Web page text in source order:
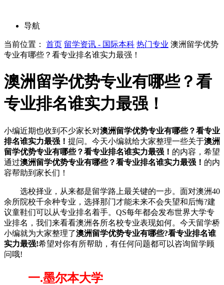
导航
当前位置： 首页 留学资讯 - 国际本科 热门专业 澳洲留学优势
专业有哪些？看专业排名谁实力最强！
澳洲留学优势专业有哪些？看
专业排名谁实力最强！
小编近期也收到不少家长对澳洲留学优势专业有哪些？看专业
排名谁实力最强！ 提问。今天小编就给大家整理一些关于澳洲
留学优势专业有哪些？看专业排名谁实力最强！ 的内容，希望
通过澳洲留学优势专业有哪些？看专业排名谁实力最强！ 的内
容帮助到家长们！
选校择业，从来都是留学路上最关键的一步。面对澳洲40
余所院校千余种专业，选择那门才能未来不会失望和后悔?建
议童鞋们可以从专业排名着手。QS每年都会发布世界大学专
业排名，我们来看看澳洲各所名校专业表现如何。今天留学桥
小编就为大家整理了澳洲留学优势专业有哪些?看专业排名谁
实力最强!希望对你有所帮助，有任何问题都可以咨询留学顾
问哦!
一.墨尔本大学